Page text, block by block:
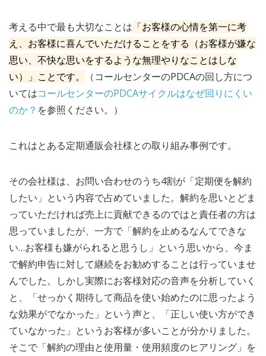
考える中で最も大切なことは 「お客様の心情を第一に考
え、お客様に喜んでいただけることをする（お客様が嫌な
思い、不快な思いをするような無理やりなことはしな
い）」ことです。
（コールセンターのPDCAの回し方につ
いてはコールセンターのPDCAサイクルはなぜ回りにくい
のか？ を参照ください。）
これはとある定期通販会社様との取り組み事例です。
その会社様は、お問い合わせのうち4割が「定期便を解約
したい」という内容で占めていました。解約を思いとどま
っていただければ売上に貢献できるのではと責任者の方は
思っていましたが、一方で「解約を止めるなんてできな
い…お客様も嫌がられると思うし」という思いから、今ま
で解約申告に対して継続をお勧めすることは行っていませ
んでした。しかし実際にお客様対応の音声を分析していく
と、「せっかく期待して商品を使い始めたのに思ったよう
な効果がでなかった」という声と、「正しい使い方ができ
ていなかった」というお客様が多いことが分かりました。
そこで「解約の理由と使用量・使用頻度のヒアリング」を